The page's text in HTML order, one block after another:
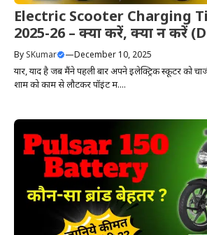
Electric Scooter Charging
2025-26 – क्या करें, क्या न करें
By SKumar —December 10, 2025
यार, याद है जब मैंने पहली बार अपने इलेक्ट्रिक स्कूटर को
शाम को काम से लौटकर पॉइंट में....